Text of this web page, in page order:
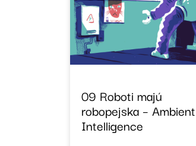
09 Roboti majú
robopejska – Ambient
Intelligence